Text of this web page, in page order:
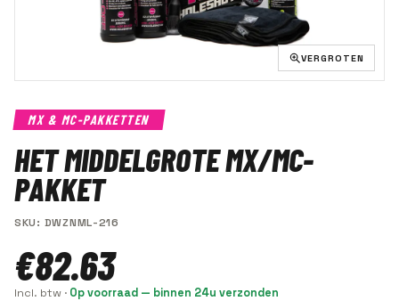
VERGROTEN
MX & MC-PAKKETTEN
HET MIDDELGROTE MX/MC-
PAKKET
SKU: DWZNML-216
€82.63
Incl. btw · Op voorraad — binnen 24u verzonden